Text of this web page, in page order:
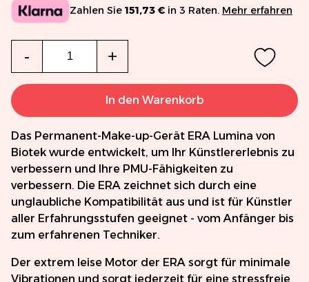
Zahlen Sie 151,73 € in 3 Raten. Mehr erfahren
- +
In den Warenkorb
Das Permanent-Make-up-Gerät ERA Lumina von
Biotek wurde entwickelt, um Ihr Künstlererlebnis zu
verbessern und Ihre PMU-Fähigkeiten zu
verbessern. Die ERA zeichnet sich durch eine
unglaubliche Kompatibilität aus und ist für Künstler
aller Erfahrungsstufen geeignet - vom Anfänger bis
zum erfahrenen Techniker.
Der extrem leise Motor der ERA sorgt für minimale
Vibrationen und sorgt jederzeit für eine stressfreie